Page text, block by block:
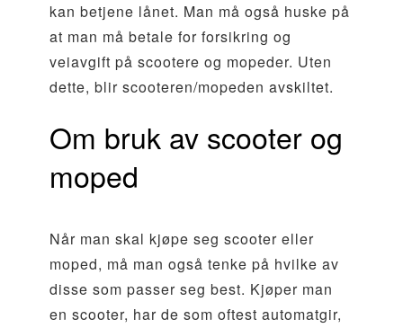
kan betjene lånet. Man må også huske på
at man må betale for forsikring og
veiavgift på scootere og mopeder. Uten
dette, blir scooteren/mopeden avskiltet.
Om bruk av scooter og
moped
Når man skal kjøpe seg scooter eller
moped, må man også tenke på hvilke av
disse som passer seg best. Kjøper man
en scooter, har de som oftest automatgir,